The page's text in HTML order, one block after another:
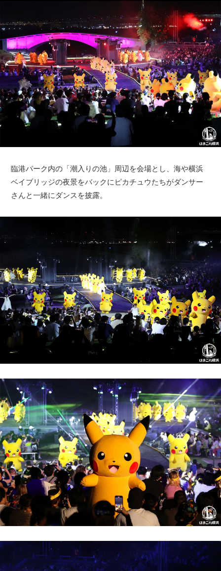
臨港パーク内の「潮入りの池」周辺を会場とし、海や横浜
ベイブリッジの夜景をバックにピカチュウたちがダンサー
さんと一緒にダンスを披露。